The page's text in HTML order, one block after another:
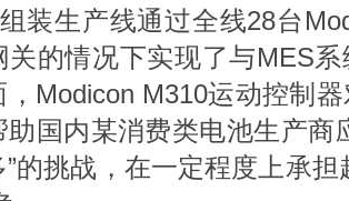
装生产线通过全线28台
关的情况下实现了与MES
，Modicon M310运动控制
助国内某消费类电池生产商
的挑战，在一定程度上承